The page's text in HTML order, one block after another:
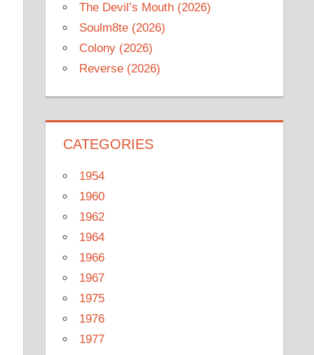
The Devil’s Mouth (2026)
Soulm8te (2026)
Colony (2026)
Reverse (2026)
CATEGORIES
1954
1960
1962
1964
1966
1967
1975
1976
1977